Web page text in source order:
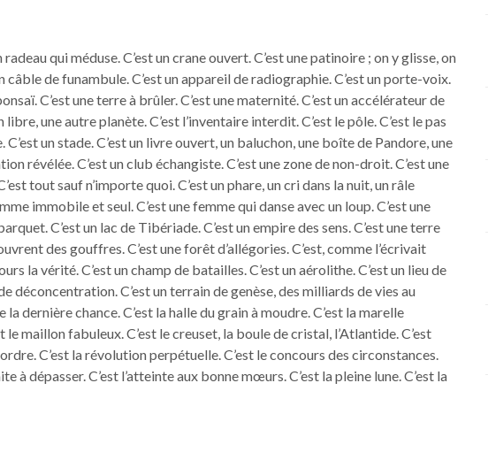
radeau qui méduse. C’est un crane ouvert. C’est une patinoire ; on y glisse, on
câble de funambule. C’est un appareil de radiographie. C’est un porte-voix.
C’est une terre à brûler. C’est une maternité. C’est un accélérateur de
une autre planète. C’est l’inventaire interdit. C’est le pôle. C’est le pas
un stade. C’est un livre ouvert, un baluchon, une boîte de Pandore, une
révélée. C’est un club échangiste. C’est une zone de non-droit. C’est une
tout sauf n’importe quoi. C’est un phare, un cri dans la nuit, un râle
immobile et seul. C’est une femme qui danse avec un loup. C’est une
C’est un lac de Tibériade. C’est un empire des sens. C’est une terre
des gouffres. C’est une forêt d’allégories. C’est, comme l’écrivait
la vérité. C’est un champ de batailles. C’est un aérolithe. C’est un lieu de
déconcentration. C’est un terrain de genèse, des milliards de vies au
dernière chance. C’est la halle du grain à moudre. C’est la marelle
le maillon fabuleux. C’est le creuset, la boule de cristal, l’Atlantide. C’est
C’est la révolution perpétuelle. C’est le concours des circonstances.
à dépasser. C’est l’atteinte aux bonne mœurs. C’est la pleine lune. C’est la